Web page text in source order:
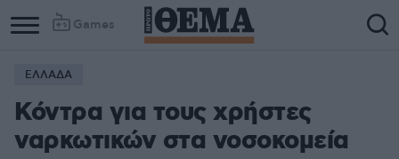
Games
ΕΛΛΑΔΑ
Κόντρα για τους χρήστες
ναρκωτικών στα νοσοκομεία